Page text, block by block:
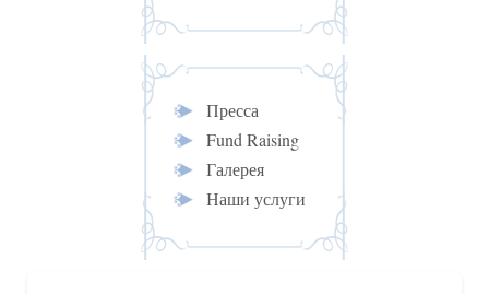
Пресса
Fund Raising
Галерея
Наши услуги